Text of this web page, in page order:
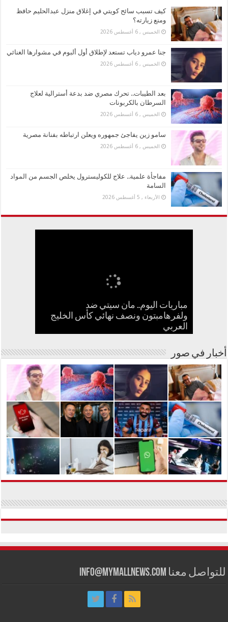
كيف تسبب سائح كويتي في إغلاق منزل عبدالحليم حافظ
ومنع زيارته؟
الخميس , 6 أغسطس 2026
جنا عمرو دياب تستعد لإطلاق أول ألبوم في مشوارها الغنائي
الخميس , 6 أغسطس 2026
بعد الطيبات.. تحرك مصري ضد بدعة أسترالية لعلاج
السرطان بالكربونات
الخميس , 6 أغسطس 2026
سامو زين يفاجئ جمهوره ويعلن ارتباطه بفنانة مصرية
الخميس , 6 أغسطس 2026
مفاجأة علمية.. علاج للكوليسترول يخلص الجسم من المواد
السامة
الأربعاء , 5 أغسطس 2026
مباريات اليوم.. مان سيتي ضد
ولفرهامبتون ونصف نهائي كأس الخليج
العربي
كيف تسبب سائح كويتي في إغلاق منزل
عبدالحليم حافظ ومنع زيارته؟
جنا عمرو دياب تستعد لإطلاق أول ألبوم
في مشوارها الغنائي
بعد الطيبات.. تحرك مصري ضد بدعة
أسترالية لعلاج السرطان بالكربونات
سامو زين يفاجئ جمهوره ويعلن ارتباطه
بفنانة مصرية
مفاجأة علمية.. علاج للكوليسترول يخلص
الجسم من المواد السامة
أخبار في صور
للتواصل معنا info@mymallnews.com